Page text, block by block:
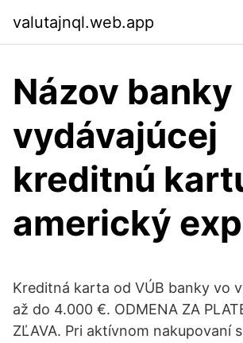
valutajnql.web.app
Názov banky
vydávajúcej
kreditnú
americký
Kreditná karta od VÚB banky vo
až do 4.000 €. ODMENA ZA
ZĽAVA. Pri aktívnom nakupovaní